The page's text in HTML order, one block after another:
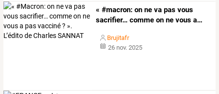
« #macron: on ne va pas vous
sacrifier… comme on ne vous a…
Brujitafr
26 nov. 2025